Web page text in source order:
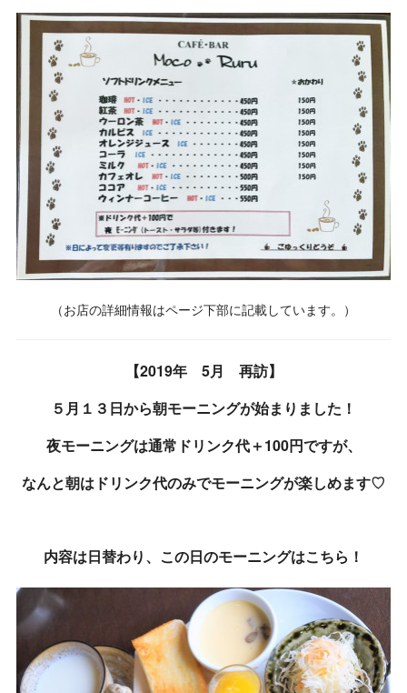
（お店の詳細情報はページ下部に記載しています。）
【2019年 5月 再訪】
５月１３日から朝モーニングが始まりました！
夜モーニングは通常ドリンク代＋100円ですが、
なんと朝はドリンク代のみでモーニングが楽しめます♡
内容は日替わり、この日のモーニングはこちら！